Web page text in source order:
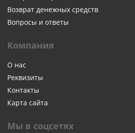
Возврат денежных средств
Вопросы и ответы
Компания
О нас
Реквизиты
Контакты
Карта сайта
Мы в соцсетях